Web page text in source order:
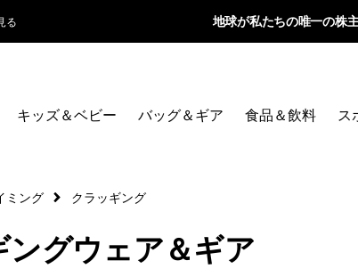
る 地球が私たちの唯一の株
キッズ＆ベビー バッグ＆ギア 食品＆飲料 ス
ミング クラッギング
ングウェア＆ギア